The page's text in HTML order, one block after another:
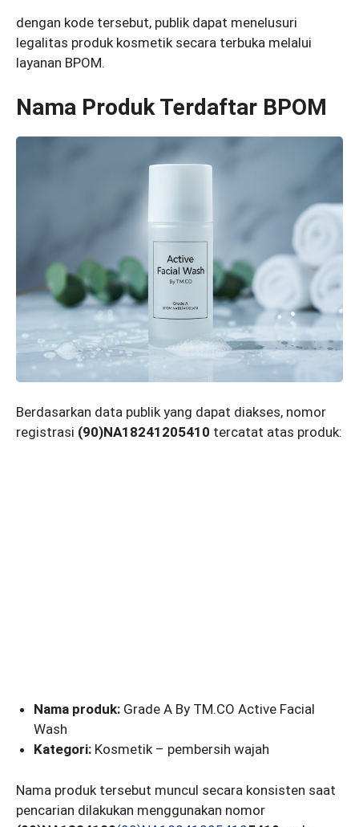
dengan kode tersebut, publik dapat menelusuri
legalitas produk kosmetik secara terbuka melalui
layanan BPOM.
Nama Produk Terdaftar BPOM
Berdasarkan data publik yang dapat diakses, nomor
registrasi (90)NA18241205410 tercatat atas produk:
Nama produk: Grade A By TM.CO Active Facial
Wash
Kategori: Kosmetik – pembersih wajah
Nama produk tersebut muncul secara konsisten saat
pencarian dilakukan menggunakan nomor